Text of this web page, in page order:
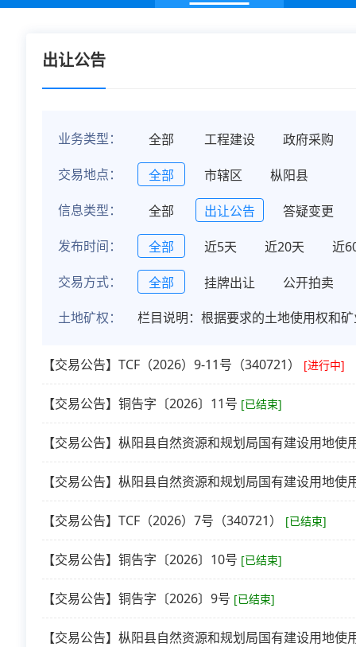
出让公告
业务类型： 全部 工程建设
政府采购
交易地点：
全部 市辖区
枞阳县
信息类型：
全部 出让公告
答疑变更
发布时间：
全部 近5天 近20天
近
交易方式：
全部 挂牌出让
公开拍卖
土地矿权：
栏目说明：根据要求的土地使用权和
【交易公告】TCF（2026）9-11号（340721） [进行中]
【交易公告】铜告字〔2026〕11号 [已结束]
【交易公告】枞阳县自然资源和规划局国有建设用地
【交易公告】枞阳县自然资源和规划局国有建设用地
【交易公告】TCF（2026）7号（340721） [已结束]
【交易公告】铜告字〔2026〕10号 [已结束]
【交易公告】铜告字〔2026〕9号 [已结束]
【交易公告】枞阳县自然资源和规划局国有建设用地